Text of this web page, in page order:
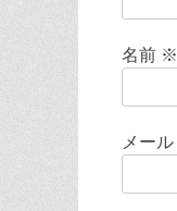
名前 ※
メール